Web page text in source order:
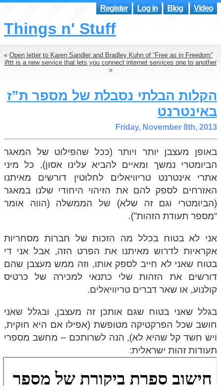
Register Log in Blog Video
Things n' Stuff
«Open letter to Karen Sandler and Bradley Kuhn of “Free as in Freedom”
ifttt is a new service that lets you connect internet services one to another
»
הקלות הבלתי נסבלת של מספר ת”ז
באינטרנט
Friday, November 8th, 2013
באופן מעצבן יותר ויותר (ככל שהפילוט של המאגר
הביומטרי נמשך ומאיים להביא עלינו אסון), כל מיני
אתרי אינטרנט טריוויאלים לחלוטין דורשים מאיתנו
האזרחים לספק להם את הזיהוי היחודי שלנו במאגר
(הביומטרי וגם זה שלא) של הממשלה (הווה אומר
“מספר תעודת הזהות”).
אני לא בטוח בכלל מה הזכות של חברות מסחריות
אקראיות לדרוש מאיתנו את הפרט הזה, אבל אני די
בטוח שאני לא חייב לספק אותו, וזה ממש מעצבן שהם
דורשים את הזהות שלי כתנאי למכירה של כרטיס
קולנוע, או שאר דברים טריוויאלים.
בגלל שאני בטוח שגם אותכן זה מעצבן, ובגלל שאני
חושב שכל הפרקטיקה מטופשת (אפילו אם היא חוקית,
ויש חשד קל שהיא לא), הנה לשרותכם – מחשב מספרי
תעודות זהות ישראלית: